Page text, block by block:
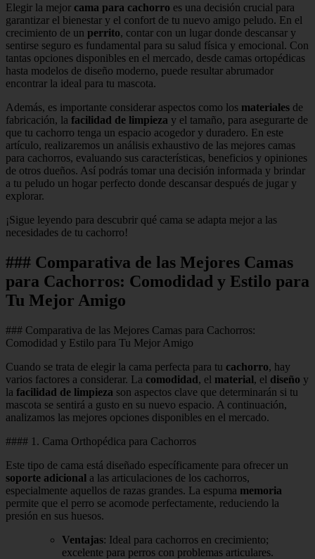
Elegir la mejor cama para cachorro es una decisión crucial para
garantizar el bienestar y el confort de tu nuevo amigo peludo. En el
crecimiento de un perrito, contar con un lugar donde descansar y
sentirse seguro es fundamental para su salud física y emocional. Con
tantas opciones disponibles en el mercado, desde camas ortopédicas
hasta modelos de diseño moderno, puede resultar abrumador
encontrar la ideal para tu mascota.
Además, es importante considerar aspectos como los materiales de
fabricación, la facilidad de limpieza y el tamaño, para asegurarte de
que tu cachorro tenga un espacio acogedor y duradero. En este
artículo, realizaremos un análisis exhaustivo de las mejores camas
para cachorros, evaluando sus características, beneficios y opiniones
de otros dueños. Así podrás tomar una decisión informada y brindar
a tu peludo un hogar perfecto donde descansar después de jugar y
explorar.
¡Sigue leyendo para descubrir qué cama se adapta mejor a las
necesidades de tu cachorro!
### Comparativa de las Mejores Camas
para Cachorros: Comodidad y Estilo para
Tu Mejor Amigo
### Comparativa de las Mejores Camas para Cachorros:
Comodidad y Estilo para Tu Mejor Amigo
Cuando se trata de elegir la cama perfecta para tu cachorro, hay
varios factores a considerar. La comodidad, el material, el diseño y
la facilidad de limpieza son aspectos clave que determinarán si tu
mascota se sentirá a gusto en su nuevo espacio. A continuación,
analizamos las mejores opciones disponibles en el mercado.
#### 1. Cama Orthopédica para Cachorros
Este tipo de cama está diseñado específicamente para ofrecer un
soporte adicional a las articulaciones de los cachorros,
especialmente aquellos de razas grandes. La espuma memoria
permite que el perro se acomode perfectamente, reduciendo la
presión en sus huesos.
Ventajas: Ideal para cachorros en crecimiento;
excelente para perros con problemas articulares.